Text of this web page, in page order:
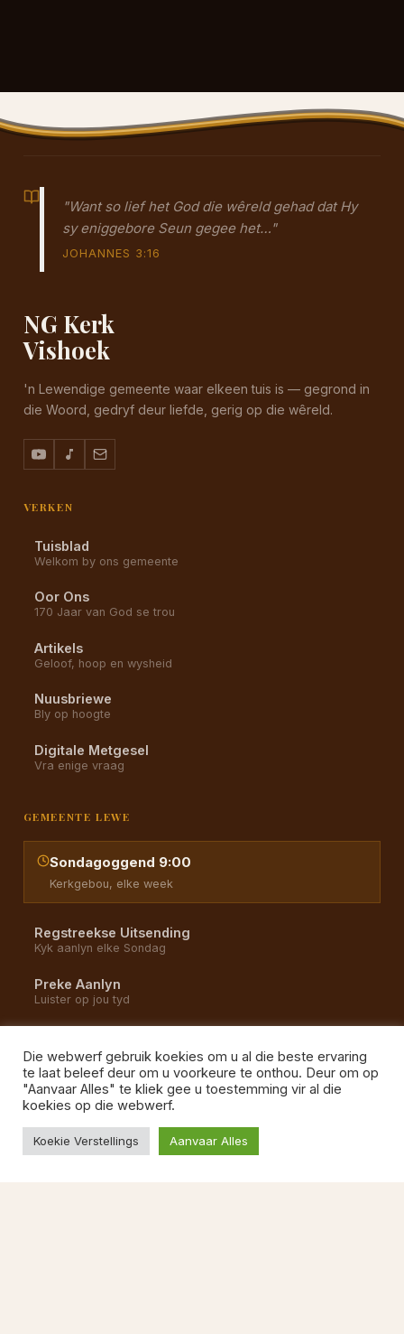
"Want so lief het God die wêreld gehad dat Hy
sy eniggebore Seun gegee het…"
JOHANNES 3:16
NG Kerk
Vishoek
'n Lewendige gemeente waar elkeen tuis is — gegrond in
die Woord, gedryf deur liefde, gerig op die wêreld.
VERKEN
Tuisblad
Welkom by ons gemeente
Oor Ons
170 Jaar van God se trou
Artikels
Geloof, hoop en wysheid
Nuusbriewe
Bly op hoogte
Digitale Metgesel
Vra enige vraag
GEMEENTE LEWE
Sondagoggend 9:00
Kerkgebou, elke week
Regstreekse Uitsending
Kyk aanlyn elke Sondag
Preke Aanlyn
Luister op jou tyd
Alle opnames en uitsendings
Gemeente Musiek
Luister na ons liedere
BESOEK ONS
Die webwerf gebruik koekies om u al die beste ervaring
te laat beleef deur om u voorkeure te onthou. Deur om op
"Aanvaar Alles" te kliek gee u toestemming vir al die
koekies op die webwerf.
Koekie Verstellings Aanvaar Alles